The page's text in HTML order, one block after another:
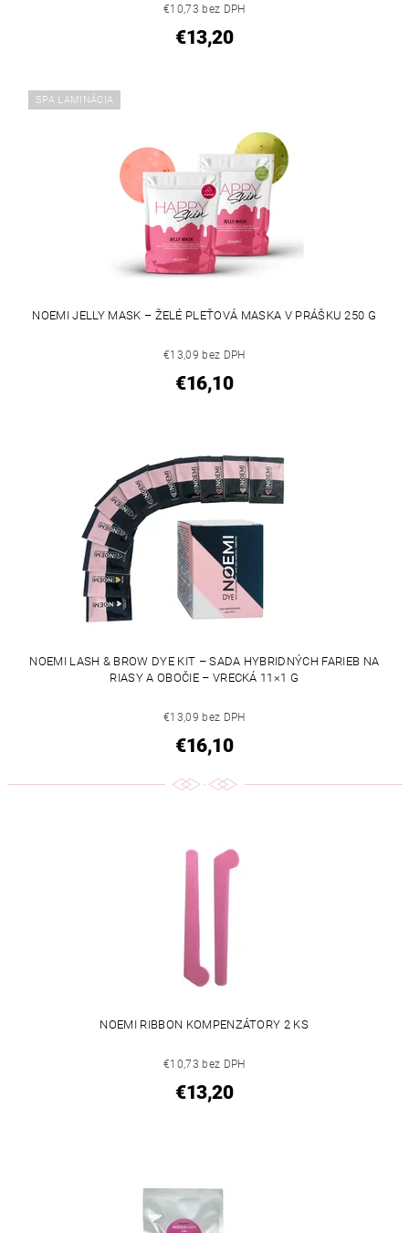
€10,73 bez DPH
€13,20
SPA LAMINÁCIA
NOEMI JELLY MASK – ŽELÉ PLEŤOVÁ MASKA V PRÁŠKU 250 G
€13,09 bez DPH
€16,10
NOEMI LASH & BROW DYE KIT – SADA HYBRIDNÝCH FARIEB NA
RIASY A OBOČIE – VRECKÁ 11×1 G
€13,09 bez DPH
€16,10
NOEMI RIBBON KOMPENZÁTORY 2 KS
€10,73 bez DPH
€13,20